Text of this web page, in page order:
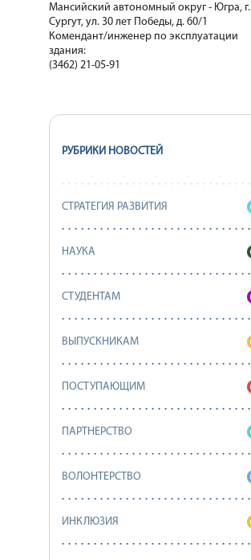
Мансийский автономный округ - Югра, г.
Сургут, ул. 30 лет Победы, д. 60/1
Комендант/инженер по эксплуатации
здания:
(3462) 21-05-91
РУБРИКИ НОВОСТЕЙ
СТРАТЕГИЯ РАЗВИТИЯ
НАУКА
СТУДЕНТАМ
ВЫПУСКНИКАМ
ПОСТУПАЮЩИМ
ПАРТНЕРСТВО
ВОЛОНТЕРСТВО
ИНКЛЮЗИЯ